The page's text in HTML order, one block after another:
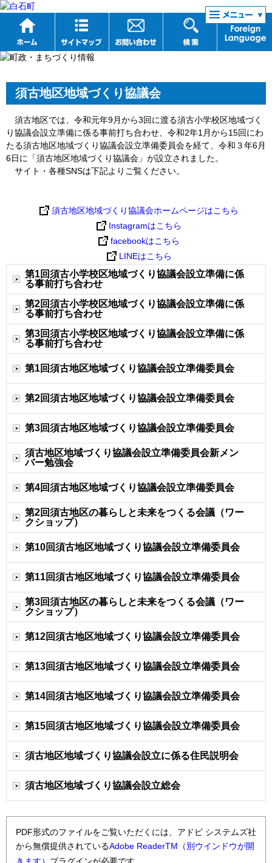
リンク集
須古地区地域づくり協議会
須古地区では、令和元年9月から3回に渡る須古小学校区地域づく
り協議会設立準備に係る事前打ち合わせ、令和2年1月から15回にわ
たる須古地区地域づくり協議会設立準備委員会を経て、令和３年6月
6日に「須古地区地域づくり協議会」が設立されました。
サイト・各種SNSは下記よりご覧ください。
須古地区地域づくり協議会ホームページはこちら
Instagramはこちら
facebookはこちら
LINEはこちら
第1回須古小学校区地域づくり協議会設立準備に係
る事前打ち合わせ
第2回須古小学校区地域づくり協議会設立準備に係
る事前打ち合わせ
第3回須古小学校区地域づくり協議会設立準備に係
る事前打ち合わせ
第1回須古地区地域づくり協議会設立準備委員会
第2回須古地区地域づくり協議会設立準備委員会
第3回須古地区地域づくり協議会設立準備委員会
須古地区地域づくり協議会設立準備委員会新メン
バー勉強会
第4回須古地区地域づくり協議会設立準備委員会
第2回須古地区の暮らしと未来をつくる会議（ワー
クショップ）
第10回須古地区地域づくり協議会設立準備委員会
第11回須古地区地域づくり協議会設立準備委員会
第3回須古地区の暮らしと未来をつくる会議（ワー
クショップ）
第12回須古地区地域づくり協議会設立準備委員会
第13回須古地区地域づくり協議会設立準備委員会
第14回須古地区地域づくり協議会設立準備委員会
第15回須古地区地域づくり協議会設立準備委員会
須古地区地域づくり協議会設立に係る住民説明会
須古地区地域づくり協議会設立総会
PDF形式のファイルをご覧いただくには、アドビ システムズ社
から無償提供されているAdobe ReaderTM（別ウインドウが開